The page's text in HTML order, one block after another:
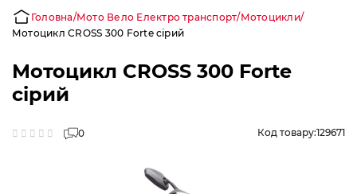
Головна Мото Вело Електро транспорт Мотоцикли
Мотоцикл CROSS 300 Forte cірий
Мотоцикл CROSS 300 Forte
cірий
0 Код товару:129671